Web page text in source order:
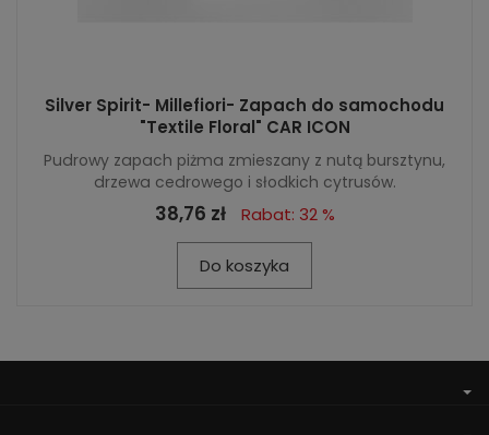
Silver Spirit- Millefiori- Zapach do samochodu
"Textile Floral" CAR ICON
Pudrowy zapach piżma zmieszany z nutą bursztynu,
drzewa cedrowego i słodkich cytrusów.
38,76 zł Rabat: 32 %
Do koszyka